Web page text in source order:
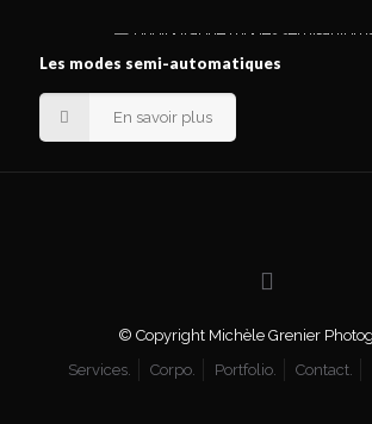
Les modes semi-automatiques
En savoir plus
© Copyright Michèle Grenier
Services.
Corpo. Portfolio. Contact.